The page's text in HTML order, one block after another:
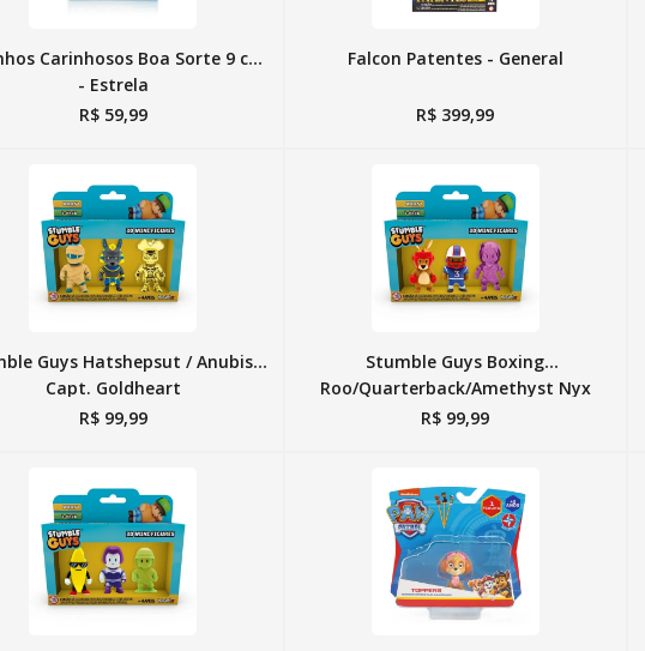
Carinhosos Boa Sorte 9 cm
- Estrela
R$ 59,99
Falcon Patentes - General
R$ 399,99
Guys Hatshepsut / Anubis /
Capt. Goldheart
R$ 99,99
Stumble Guys Boxing
Roo/Quarterback/Amethyst Nyx
R$ 99,99